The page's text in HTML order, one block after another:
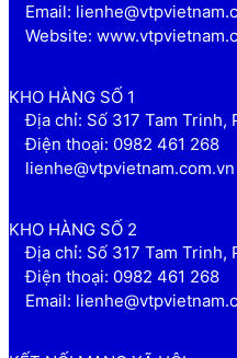
Email:
Website:
KHO HÀNG SỐ 1
Địa chỉ: Số 317 Tam Trinh,
Điện thoại: 0982 461 268
lienhe@vtpvietnam.com.vn
KHO HÀNG SỐ 2
Địa chỉ: Số 317 Tam Trinh,
Điện thoại: 0982 461 268
Email: